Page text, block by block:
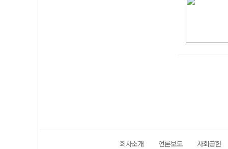
회사소개 언론보도 사회공헌